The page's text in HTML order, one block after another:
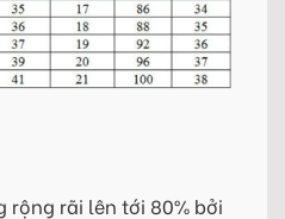
rộng rãi lên tới 80% bởi